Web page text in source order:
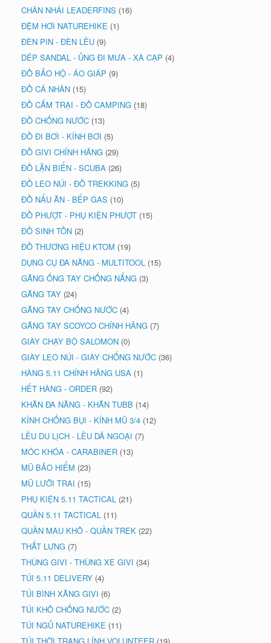
CHÂN NHÁI LEADERFINS (16)
ĐỆM HƠI NATUREHIKE (1)
ĐÈN PIN - ĐÈN LỀU (9)
DÉP SANDAL - ỦNG ĐI MƯA - XÀ CẠP (4)
ĐỒ BẢO HỘ - ÁO GIÁP (9)
ĐỒ CÁ NHÂN (15)
ĐỒ CẮM TRẠI - ĐỒ CAMPING (18)
ĐỒ CHỐNG NƯỚC (13)
ĐỒ ĐI BƠI - KÍNH BƠI (5)
ĐỒ GIVI CHÍNH HÃNG (29)
ĐỒ LẶN BIỂN - SCUBA (26)
ĐỒ LEO NÚI - ĐỒ TREKKING (5)
ĐỒ NẤU ĂN - BẾP GAS (10)
ĐỒ PHƯỢT - PHỤ KIỆN PHƯỢT (15)
ĐỒ SINH TỒN (2)
ĐỒ THƯƠNG HIỆU KTOM (19)
DỤNG CỤ ĐA NĂNG - MULTITOOL (15)
GĂNG ỐNG TAY CHỐNG NẮNG (3)
GĂNG TAY (24)
GĂNG TAY CHỐNG NƯỚC (4)
GĂNG TAY SCOYCO CHÍNH HÃNG (7)
GIÀY CHẠY BỘ SALOMON (0)
GIÀY LEO NÚI - GIÀY CHỐNG NƯỚC (36)
HÀNG 5.11 CHÍNH HÃNG USA (1)
HẾT HÀNG - ORDER (92)
KHĂN ĐA NĂNG - KHĂN TUBB (14)
KÍNH CHỐNG BỤI - KÍNH MŨ 3/4 (12)
LỀU DU LỊCH - LỀU DÃ NGOẠI (7)
MÓC KHÓA - CARABINER (13)
MŨ BẢO HIỂM (23)
MŨ LƯỠI TRAI (15)
PHỤ KIỆN 5.11 TACTICAL (21)
QUẦN 5.11 TACTICAL (11)
QUẦN MAU KHÔ - QUẦN TREK (22)
THẮT LƯNG (7)
THÙNG GIVI - THÙNG XE GIVI (34)
TÚI 5.11 DELIVERY (4)
TÚI BÌNH XĂNG GIVI (6)
TÚI KHÔ CHỐNG NƯỚC (2)
TÚI NGỦ NATUREHIKE (11)
TÚI THỜI TRANG LÍNH VOLUNTEER (19)